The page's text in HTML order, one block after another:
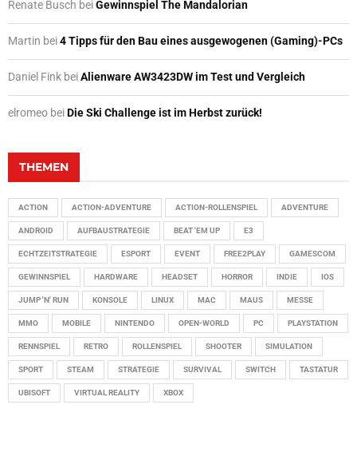
Renate Busch beiGewinnspiel The Mandalorian
Martin bei4 Tipps für den Bau eines ausgewogenen (Gaming)-PCs
Daniel Fink beiAlienware AW3423DW im Test und Vergleich
elromeo beiDie Ski Challenge ist im Herbst zurück!
THEMEN
ACTION ACTION-ADVENTURE ACTION-ROLLENSPIEL ADVENTURE
ANDROID AUFBAUSTRATEGIE BEAT 'EM UP E3
ECHTZEITSTRATEGIE ESPORT EVENT FREE2PLAY GAMESCOM
GEWINNSPIEL HARDWARE HEADSET HORROR INDIE IOS
JUMP 'N' RUN KONSOLE LINUX MAC MAUS MESSE
MMO MOBILE NINTENDO OPEN-WORLD PC PLAYSTATION
RENNSPIEL RETRO ROLLENSPIEL SHOOTER SIMULATION
SPORT STEAM STRATEGIE SURVIVAL SWITCH TASTATUR
UBISOFT VIRTUAL REALITY XBOX